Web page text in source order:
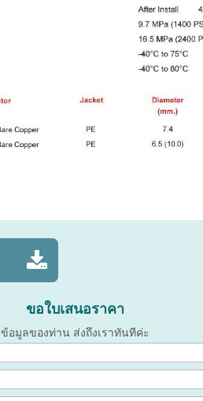
ขอใบเสนอราคา
ข้อมูลของท่าน ส่งถึงเราทันทีค่ะ